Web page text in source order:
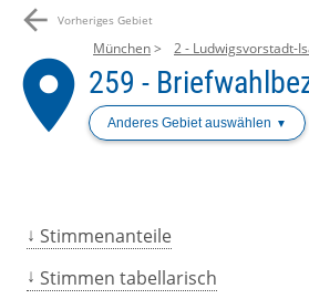
arrow_back Vorheriges Gebiet
place
München 2 - Ludwigsvorstadt-
259 -
Anderes Gebiet auswählen
Stimmenanteile
Stimmen tabellarisch